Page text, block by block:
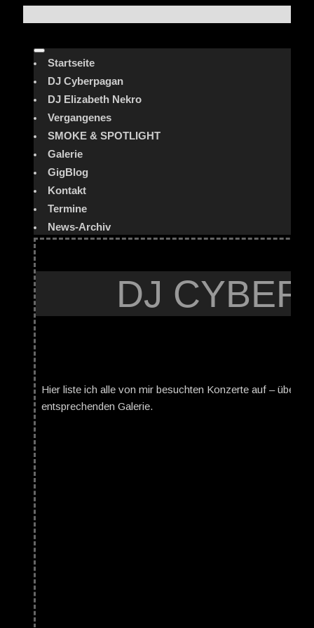
Startseite
DJ Cyberpagan
DJ Elizabeth Nekro
Vergangenes
SMOKE & SPOTLIGHT
Galerie
GigBlog
Kontakt
Termine
News-Archiv
DJ
Hier liste ich alle von mir besuchten Konzerte auf – über
entsprechenden Galerie.